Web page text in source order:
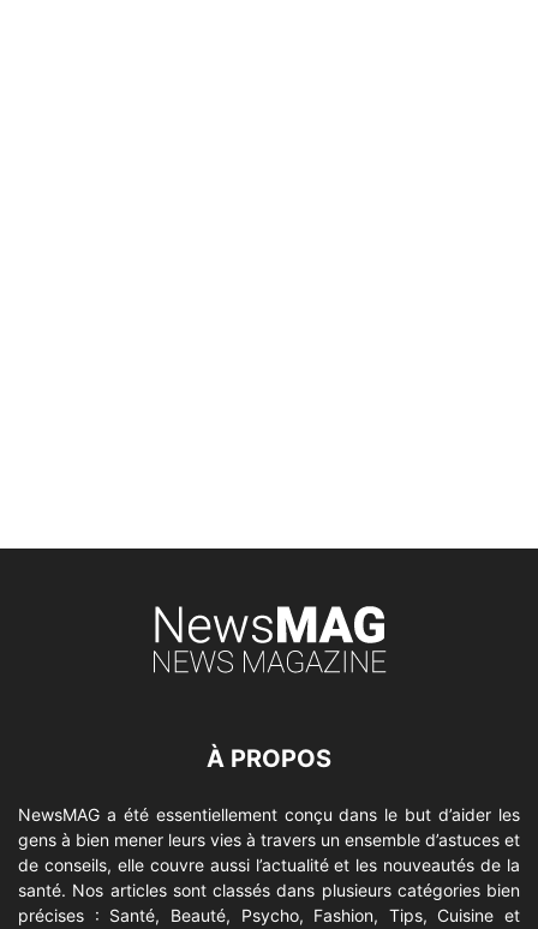
À PROPOS
NewsMAG a été essentiellement conçu dans le but d’aider les
gens à bien mener leurs vies à travers un ensemble d’astuces et
de conseils, elle couvre aussi l’actualité et les nouveautés de la
santé. Nos articles sont classés dans plusieurs catégories bien
précises : Santé, Beauté, Psycho, Fashion, Tips, Cuisine et